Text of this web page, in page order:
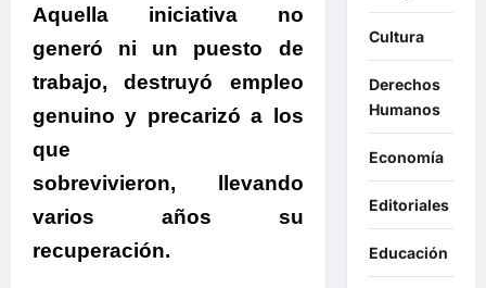
Aquella iniciativa no
generó ni un puesto de
trabajo, destruyó empleo
genuino y precarizó a los
que
sobrevivieron, llevando
varios años su
recuperación.
Cultura
Derechos
Humanos
Economía
Editoriales
Educación